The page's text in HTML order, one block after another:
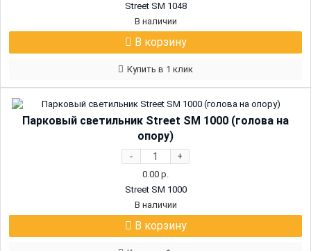
Street SM 1048
В наличии
В корзину
Купить в 1 клик
Парковый светильник Street SM 1000 (голова на
опору)
- +
0.00 р.
Street SM 1000
В наличии
В корзину